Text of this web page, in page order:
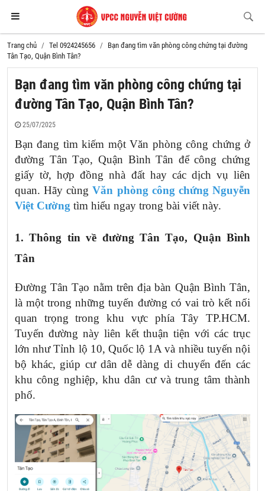
Trang chủ Tel 0924245656
Bạn đang tìm văn phòng công chứng tại đường
Tân Tạo, Quận Bình Tân?
Bạn đang tìm văn phòng công chứng tại
đường Tân Tạo, Quận Bình Tân?
25/07/2025
Bạn đang tìm kiếm một Văn phòng công chứng ở
đường Tân Tạo, Quận Bình Tân để công chứng
giấy tờ, hợp đồng nhà đất hay các dịch vụ liên
quan. Hãy cùngVăn phòng công chứng Nguyễn
Việt Cường tìm hiểu ngay trong bài viết này.
1. Thông tin về đường Tân Tạo, Quận Bình
Tân
Đường Tân Tạo nằm trên địa bàn Quận Bình Tân,
là một trong những tuyến đường có vai trò kết nối
quan trọng trong khu vực phía Tây TP.HCM.
Tuyến đường này liên kết thuận tiện với các trục
lớn như Tỉnh lộ 10, Quốc lộ 1A và nhiều tuyến nội
bộ khác, giúp cư dân dễ dàng di chuyển đến các
khu công nghiệp, khu dân cư và trung tâm thành
phố.